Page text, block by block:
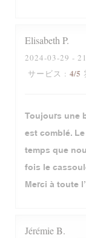
ElisabethP
2024-03-29 -
サービス : 4/5
Toujours une
est comblé.
temps que
fois le
Merci à toute
JérémieB